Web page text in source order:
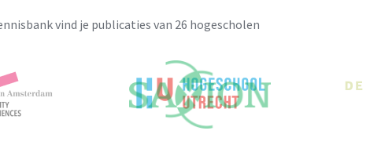
vind je publicaties van 26 hogescholen